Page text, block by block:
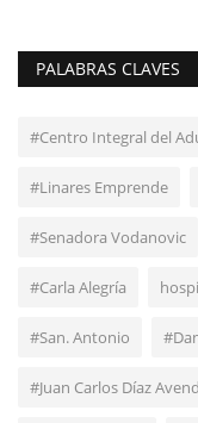
PALABRAS CLAVES
#Centro Integral del
#Linares Emprende
#Senadora Vodanovic
#Carla Alegría
#San. Antonio
#Juan Carlos Díaz